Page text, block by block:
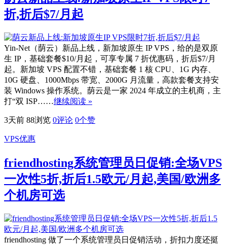
折,折后$7/月起
Yin-Net（荫云）新品上线，新加坡原生 IP VPS，给的是双原
生 IP，基础套餐$10/月起，可享专属 7 折优惠码，折后$7/月
起。新加坡 VPS 配置不错，基础套餐 1 核 CPU、1G 内存、
10G 硬盘、1000Mbps 带宽、2000G 月流量，高款套餐支持安
装 Windows 操作系统。荫云是一家 2024 年成立的主机商，主
打“双 ISP……继续阅读 »
3天前 88浏览 0评论 0个赞
VPS优惠
friendhosting系统管理员日促销:全场VPS
一次性5折,折后1.5欧元/月起,美国/欧洲多
个机房可选
friendhosting 做了一个系统管理员日促销活动，折扣力度还挺